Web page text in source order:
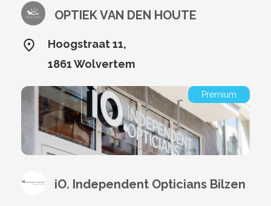
OPTIEK VAN DEN HOUTE
Hoogstraat 11,
1861 Wolvertem
Premium
iO. Independent Opticians Bilzen